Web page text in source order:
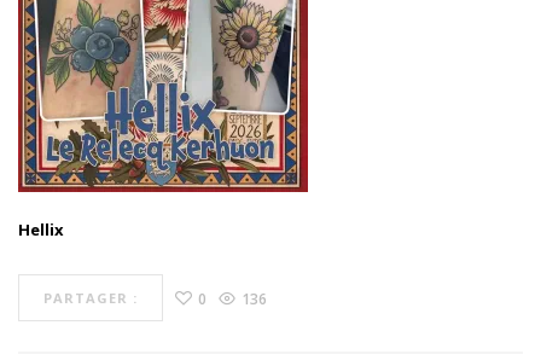
Hellix
PARTAGER : 0 136